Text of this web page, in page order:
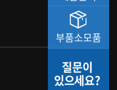
부품소모품
질문이
있으세요?